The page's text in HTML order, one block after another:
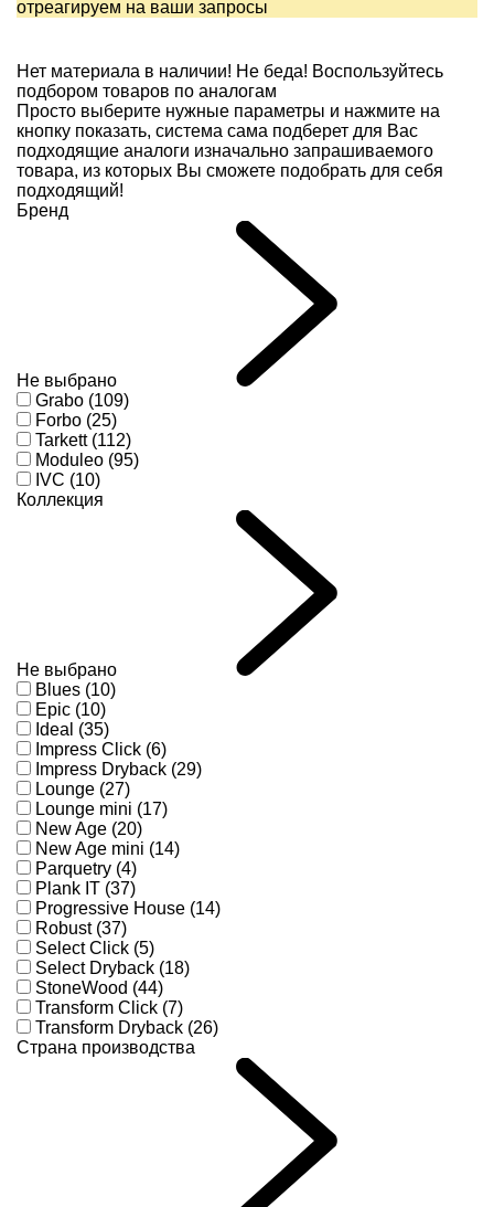
отреагируем на ваши запросы
Нет материала в наличии! Не беда! Воспользуйтесь
подбором товаров по аналогам
Просто выберите нужные параметры и нажмите на
кнопку показать, система сама подберет для Вас
подходящие аналоги изначально запрашиваемого
товара, из которых Вы сможете подобрать для себя
подходящий!
Бренд
Не выбрано
Grabo (109)
Forbo (25)
Tarkett (112)
Moduleo (95)
IVC (10)
Коллекция
Не выбрано
Blues (10)
Epic (10)
Ideal (35)
Impress Click (6)
Impress Dryback (29)
Lounge (27)
Lounge mini (17)
New Age (20)
New Age mini (14)
Parquetry (4)
Plank IT (37)
Progressive House (14)
Robust (37)
Select Click (5)
Select Dryback (18)
StoneWood (44)
Transform Click (7)
Transform Dryback (26)
Страна производства